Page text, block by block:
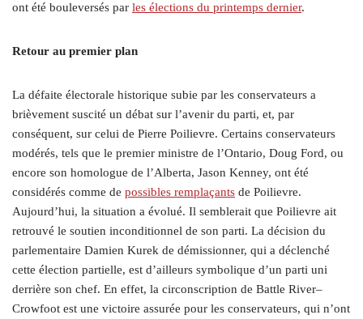
ont été bouleversés par les élections du printemps dernier.
Retour au premier plan
La défaite électorale historique subie par les conservateurs a
brièvement suscité un débat sur l’avenir du parti, et, par
conséquent, sur celui de Pierre Poilievre. Certains conservateurs
modérés, tels que le premier ministre de l’Ontario, Doug Ford, ou
encore son homologue de l’Alberta, Jason Kenney, ont été
considérés comme de possibles remplaçants de Poilievre.
Aujourd’hui, la situation a évolué. Il semblerait que Poilievre ait
retrouvé le soutien inconditionnel de son parti. La décision du
parlementaire Damien Kurek de démissionner, qui a déclenché
cette élection partielle, est d’ailleurs symbolique d’un parti uni
derrière son chef. En effet, la circonscription de Battle River–
Crowfoot est une victoire assurée pour les conservateurs, qui n’ont